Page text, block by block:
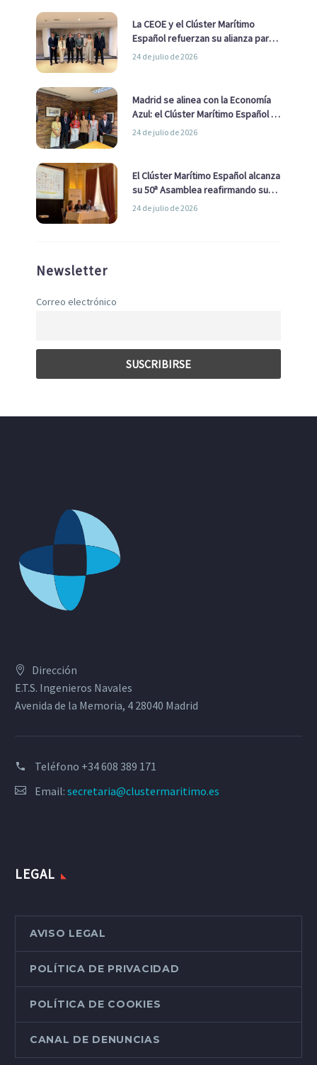
La CEOE y el Clúster Marítimo
Español refuerzan su alianza para
impulsar una estrategia Nacional
24 de julio de 2026
Madrid se alinea con la Economía
Azul: el Clúster Marítimo Español y
la Real Liga Naval avanzan alianzas
24 de julio de 2026
El Clúster Marítimo Español alcanza
su 50ª Asamblea reafirmando su
liderazgo en la Economía Azul
24 de julio de 2026
Newsletter
Correo electrónico
Dirección
E.T.S. Ingenieros Navales
Avenida de la Memoria, 4 28040 Madrid
Teléfono +34 608 389 171
Email: secretaria@clustermaritimo.es
LEGAL
AVISO LEGAL
POLÍTICA DE PRIVACIDAD
POLÍTICA DE COOKIES
CANAL DE DENUNCIAS